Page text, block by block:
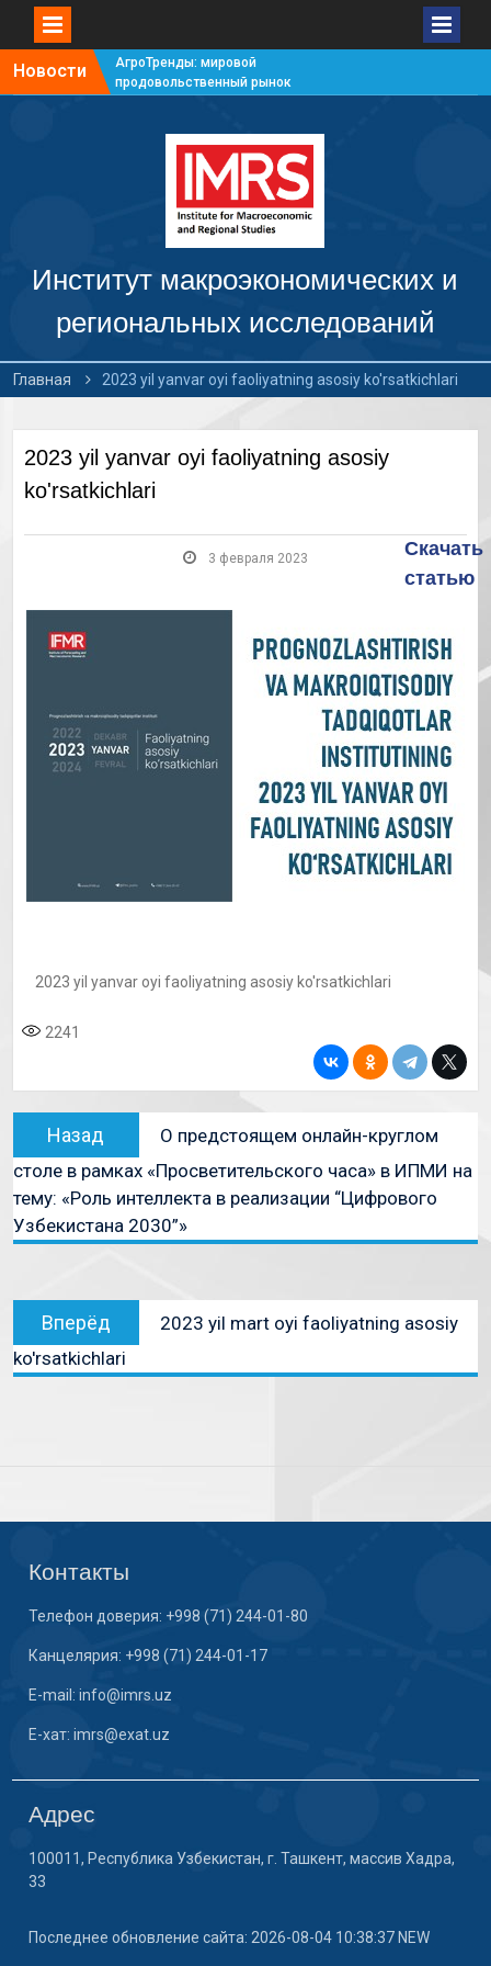
Новости
АгроТренды: мировой
продовольственный рынок
продовольственный рынок
АгроТренды: мировой
продовольственный рынок
АгроТренды: мировой
#4
Институт макроэкономических и
региональных исследований
Главная 2023 yil yanvar oyi faoliyatning asosiy ko'rsatkichlari
2023 yil yanvar oyi faoliyatning asosiy
ko'rsatkichlari
3 февраля 2023
Скачать
статью
2023 yil yanvar oyi faoliyatning asosiy ko'rsatkichlari
2241
Назад
О предстоящем онлайн-круглом
столе в рамках «Просветительского часа» в ИПМИ на
тему: «Роль интеллекта в реализации “Цифрового
Узбекистана 2030”»
Вперёд
2023 yil mart oyi faoliyatning asosiy
ko'rsatkichlari
Контакты
Телефон доверия: +998 (71) 244-01-80
Канцелярия: +998 (71) 244-01-17
E-mail: info@imrs.uz
E-хат: imrs@exat.uz
Адрес
100011, Республика Узбекистан, г. Ташкент, массив Хадра,
33
Последнее обновление сайта: 2026-08-04 10:38:37 NEW